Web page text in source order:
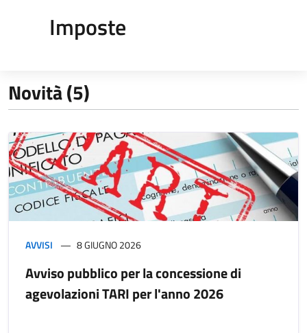
Imposte
Novità (5)
AVVISI 8 GIUGNO 2026
Avviso pubblico per la concessione di
agevolazioni TARI per l'anno 2026